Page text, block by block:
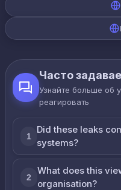
Часто
Узнайте больше об
реагировать
1
Did these leaks
systems?
2
What does this
organisation?